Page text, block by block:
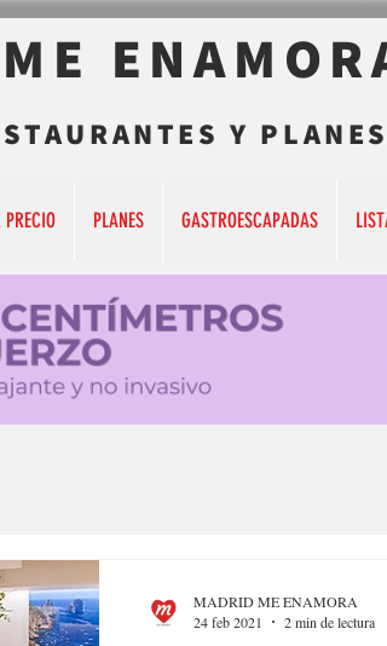
Y PLANES
PRECIO PLANES GASTROESCAPADAS
MADRID ME ENAMORA
24 feb 2021
2 min de lectura